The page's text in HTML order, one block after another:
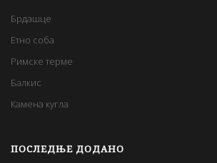
Брдашце
Етно соба
Римске терме
Балкис
Камена кугла
ПОСЛЕДЊЕ ДОДАНО